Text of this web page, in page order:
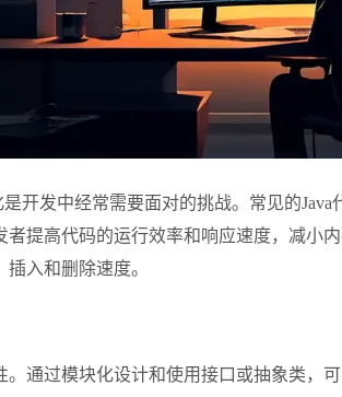
开发中经常需要面对的挑战。常见的Java
者提高代码的运行效率和响应速度，减小
入和删除速度。
通过模块化设计和使用接口或抽象类，